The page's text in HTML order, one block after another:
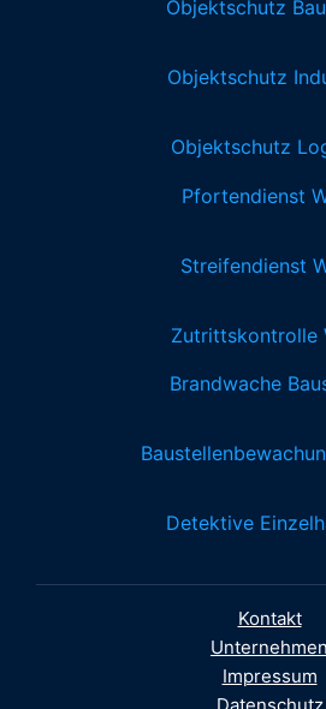
Objektschutz
Objektschutz
Objektschutz
Pfortendienst
Streifendienst
Zutrittskontrolle
Brandwache
Detektive
Kontakt
Unternehmen
Impressum